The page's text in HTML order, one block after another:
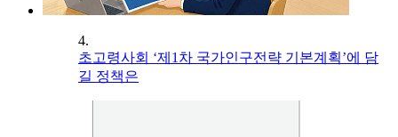
4.
초고령사회 ‘제1차 국가인구전략 기본계획’에 담
길 정책은